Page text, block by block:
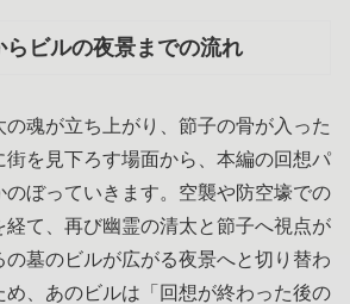
ビルの夜景までの流れ
魂が立ち上がり、節子の骨が入った
街を見下ろす場面から、本編の回想パ
のぼっていきます。空襲や防空壕での
経て、再び幽霊の清太と節子へ視点が
の墓のビルが広がる夜景へと切り替わ
め、あのビルは「回想が終わった後の